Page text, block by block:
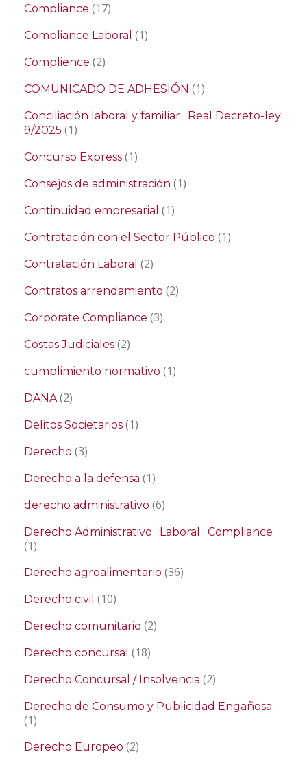
Compliance (17)
Compliance Laboral (1)
Complience (2)
COMUNICADO DE ADHESIÓN (1)
Conciliación laboral y familiar ; Real Decreto-ley
9/2025 (1)
Concurso Express (1)
Consejos de administración (1)
Continuidad empresarial (1)
Contratación con el Sector Público (1)
Contratación Laboral (2)
Contratos arrendamiento (2)
Corporate Compliance (3)
Costas Judiciales (2)
cumplimiento normativo (1)
DANA(2)
Delitos Societarios (1)
Derecho (3)
Derecho a la defensa (1)
derecho administrativo (6)
Derecho Administrativo · Laboral · Compliance
(1)
Derecho agroalimentario (36)
Derecho civil (10)
Derecho comunitario (2)
Derecho concursal (18)
Derecho Concursal / Insolvencia (2)
Derecho de Consumo y Publicidad Engañosa
(1)
Derecho Europeo (2)